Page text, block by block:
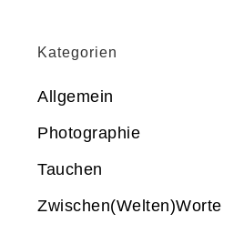
Kategorien
Allgemein
Photographie
Tauchen
Zwischen(Welten)Worte